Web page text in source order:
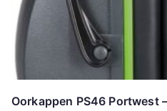
Oorkappen PS46 Portwest